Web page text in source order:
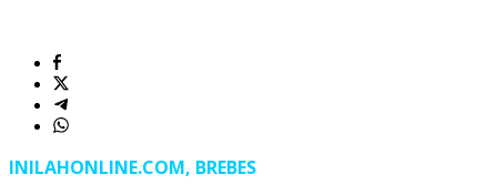
INILAHONLINE.COM, BREBES